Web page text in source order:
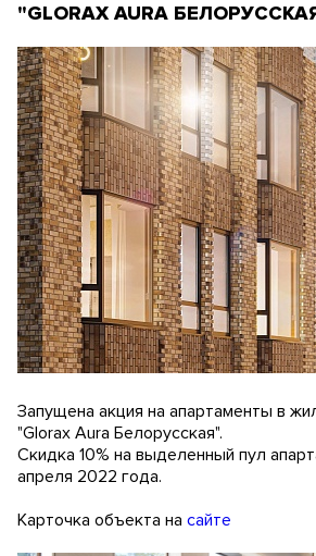
"GLORAX AURA
Запущена акция на апартаменты в
"Glorax Aura Белорусская".
Скидка 10% на выделенный пул
апреля 2022 года.
Карточка объекта на сайте